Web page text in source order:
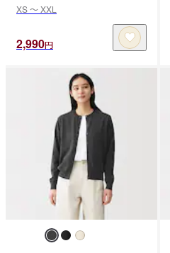
XS 〜 XXL
2,990円